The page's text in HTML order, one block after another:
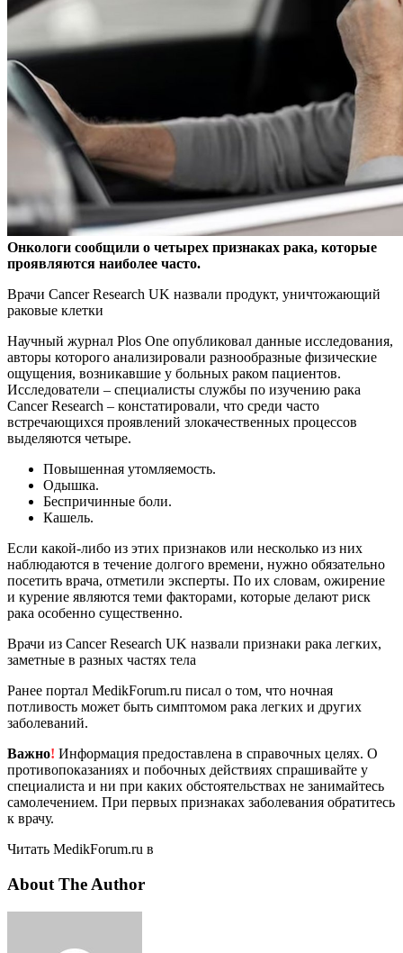
Онкологи сообщили о четырех признаках рака, которые
проявляются наиболее часто.
Врачи Cancer Research UK назвали продукт, уничтожающий
раковые клетки
Научный журнал Plos One опубликовал данные исследования,
авторы которого анализировали разнообразные физические
ощущения, возникавшие у больных раком пациентов.
Исследователи – специалисты службы по изучению рака
Cancer Research – констатировали, что среди часто
встречающихся проявлений злокачественных процессов
выделяются четыре.
Повышенная утомляемость.
Одышка.
Беспричинные боли.
Кашель.
Если какой-либо из этих признаков или несколько из них
наблюдаются в течение долгого времени, нужно обязательно
посетить врача, отметили эксперты. По их словам, ожирение
и курение являются теми факторами, которые делают риск
рака особенно существенно.
Врачи из Cancer Research UK назвали признаки рака легких,
заметные в разных частях тела
Ранее портал MedikForum.ru писал о том, что ночная
потливость может быть симптомом рака легких и других
заболеваний.
Важно! Информация предоставлена в справочных целях. О
противопоказаниях и побочных действиях спрашивайте у
специалиста и ни при каких обстоятельствах не занимайтесь
самолечением. При первых признаках заболевания обратитесь
к врачу.
Читать MedikForum.ru в
About The Author